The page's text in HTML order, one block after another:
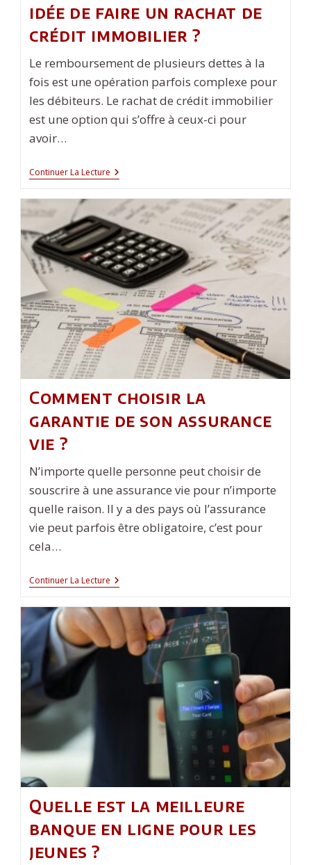
idée de faire un rachat de
crédit immobilier ?
Le remboursement de plusieurs dettes à la
fois est une opération parfois complexe pour
les débiteurs. Le rachat de crédit immobilier
est une option qui s’offre à ceux-ci pour
avoir…
Continuer La Lecture Pourquoi
Est-
Une
Bonne
Idée
De
Faire
Un
Rachat
De
Crédit
Immobilier
?
Comment choisir la
garantie de son assurance
vie ?
N’importe quelle personne peut choisir de
souscrire à une assurance vie pour n’importe
quelle raison. Il y a des pays où l’assurance
vie peut parfois être obligatoire, c’est pour
cela…
Continuer La Lecture Comment
Choisir
Garantie
De
Son
Assurance
Quelle est la meilleure
banque en ligne pour les
jeunes ?